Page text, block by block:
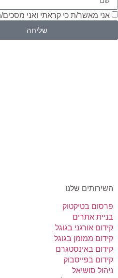
אני מאשר/ת כי קראתי ואני
שליחה
השירותים שלנו
פרסום בטיקטוק
בניית אתרים
קידום אורגני בגוגל
קידום ממומן בגוגל
קידום באינסטגרם
קידום בפייסבוק
ניהול סושיאל